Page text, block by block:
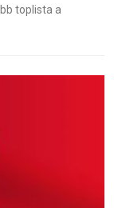
toplista a